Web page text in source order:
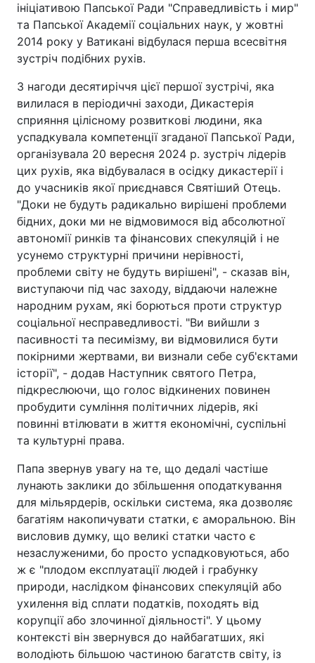
ініціативою Папської Ради "Справедливість і мир"
та Папської Академії соціальних наук, у жовтні
2014 року у Ватикані відбулася перша всесвітня
зустріч подібних рухів.
З нагоди десятиріччя цієї першої зустрічі, яка
вилилася в періодичні заходи, Дикастерія
сприяння цілісному розвиткові людини, яка
успадкувала компетенції згаданої Папської Ради,
організувала 20 вересня 2024 р. зустріч лідерів
цих рухів, яка відбувалася в осідку дикастерії і
до учасників якої приєднався Святіший Отець.
"Доки не будуть радикально вирішені проблеми
бідних, доки ми не відмовимося від абсолютної
автономії ринків та фінансових спекуляцій і не
усунемо структурні причини нерівності,
проблеми світу не будуть вирішені", - сказав він,
виступаючи під час заходу, віддаючи належне
народним рухам, які борються проти структур
соціальної несправедливості. "Ви вийшли з
пасивності та песимізму, ви відмовилися бути
покірними жертвами, ви визнали себе суб'єктами
історії", - додав Наступник святого Петра,
підкреслюючи, що голос відкинених повинен
пробудити сумління політичних лідерів, які
повинні втілювати в життя економічні, суспільні
та культурні права.
Папа звернув увагу на те, що дедалі частіше
лунають заклики до збільшення оподаткування
для мільярдерів, оскільки система, яка дозволяє
багатіям накопичувати статки, є аморальною. Він
висловив думку, що великі статки часто є
незаслуженими, бо просто успадковуються, або
ж є "плодом експлуатації людей і грабунку
природи, наслідком фінансових спекуляцій або
ухилення від сплати податків, походять від
корупції або злочинної діяльності". У цьому
контексті він звернувся до найбагатших, які
володіють більшою частиною багатств світу, із